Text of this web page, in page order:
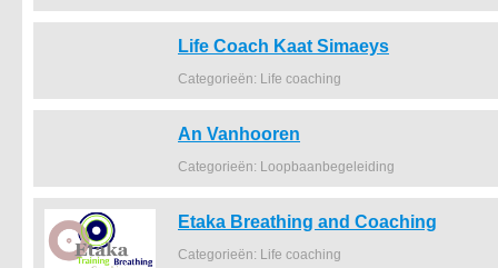
Life Coach Kaat Simaeys
Categorieën: Life coaching
An Vanhooren
Categorieën: Loopbaanbegeleiding
Etaka Breathing and Coaching
Categorieën: Life coaching